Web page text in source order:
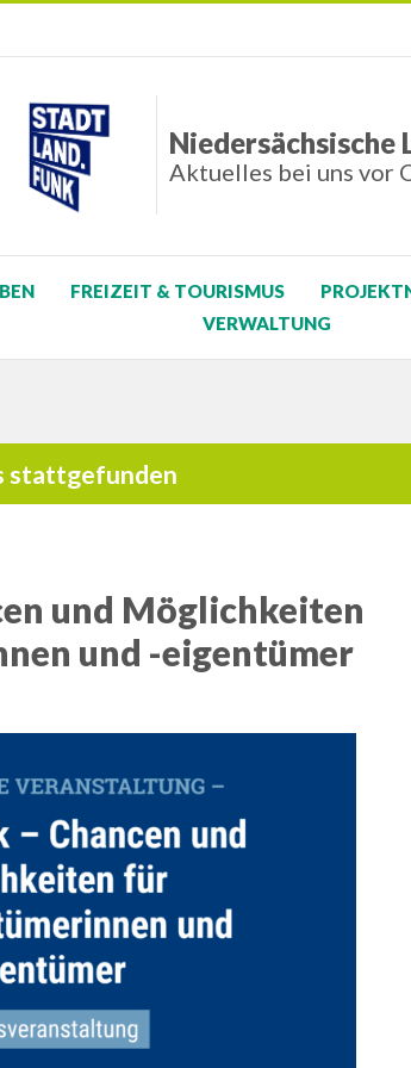
Niedersächsische
Aktuelles bei uns vor
FREIZEIT & TOURISMUS
VERWALTUNG
stattgefunden
und Möglichkeiten
und -eigentümer